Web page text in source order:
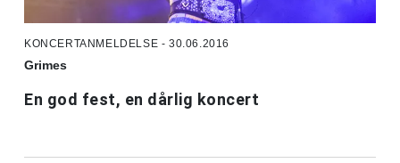
KONCERTANMELDELSE - 30.06.2016
Grimes
En god fest, en dårlig koncert